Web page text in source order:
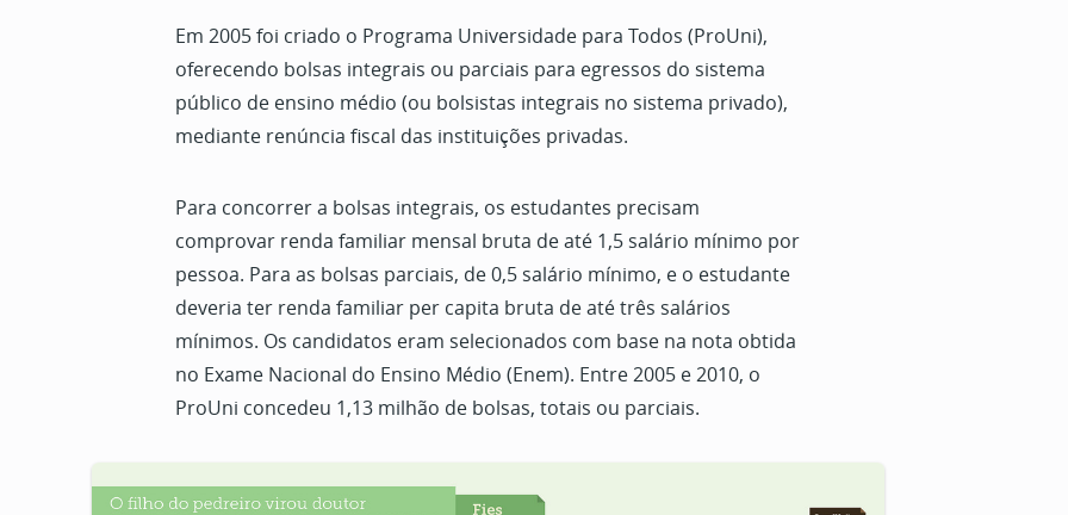
Em 2005 foi criado o Programa Universidade para Todos (ProUni),
oferecendo bolsas integrais ou parciais para egressos do sistema
público de ensino médio (ou bolsistas integrais no sistema privado),
mediante renúncia fiscal das instituições privadas.
Para concorrer a bolsas integrais, os estudantes precisam
comprovar renda familiar mensal bruta de até 1,5 salário mínimo por
pessoa. Para as bolsas parciais, de 0,5 salário mínimo, e o estudante
deveria ter renda familiar per capita bruta de até três salários
mínimos. Os candidatos eram selecionados com base na nota obtida
no Exame Nacional do Ensino Médio (Enem). Entre 2005 e 2010, o
ProUni concedeu 1,13 milhão de bolsas, totais ou parciais.